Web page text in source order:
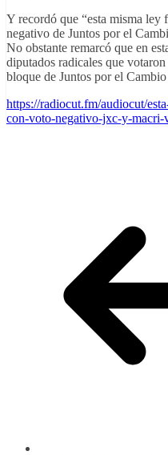
Y recordó que “esta misma ley
negativo de Juntos por el
No obstante remarcó que en
diputados radicales que
bloque de Juntos por el
https://radiocut.fm/audiocut/
con-voto-negativo-jxc-y-macri-